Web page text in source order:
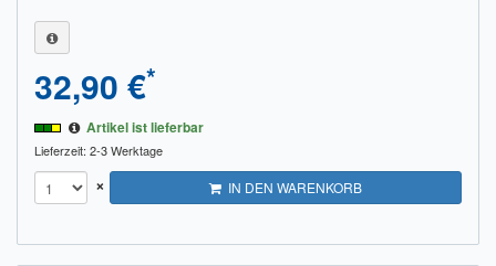
32,90 €*
Artikel ist lieferbar
Lieferzeit: 2-3 Werktage
× IN DEN WARENKORB